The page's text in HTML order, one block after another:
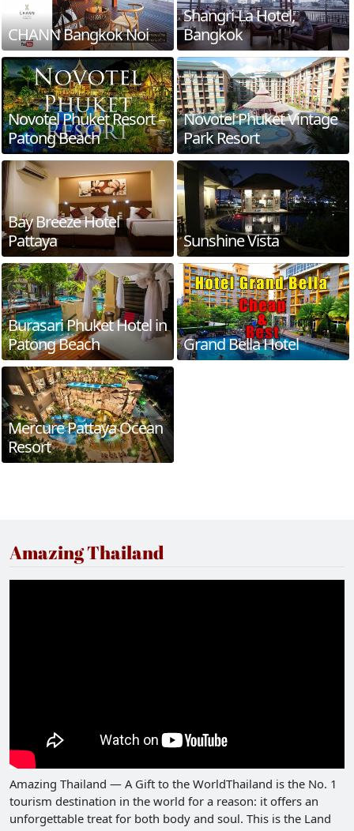
CHANN Bangkok Noi
Shangri-La Hotel,
Bangkok
Novotel Phuket Resort –
Patong Beach
Novotel Phuket Vintage
Park Resort
Bay Breeze Hotel
Pattaya
Sunshine Vista
Burasari Phuket Hotel in
Patong Beach
Grand Bella Hotel
Mercure Pattaya Ocean
Resort
Amazing Thailand
Amazing Thailand — A Gift to the WorldThailand is the No. 1
tourism destination in the world for a reason: it offers an
unforgettable treat for both body and soul. This is the Land